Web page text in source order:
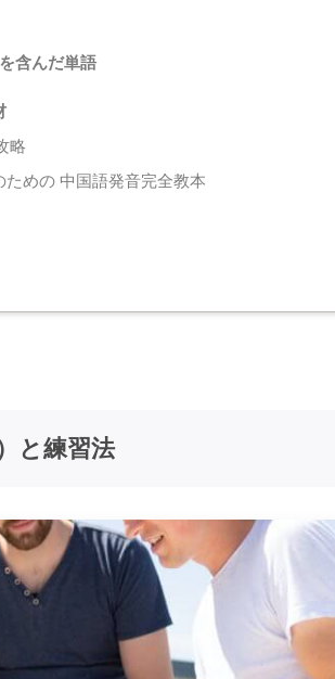
含んだ単語
略
ための 中国語発音完全教本
と練習法